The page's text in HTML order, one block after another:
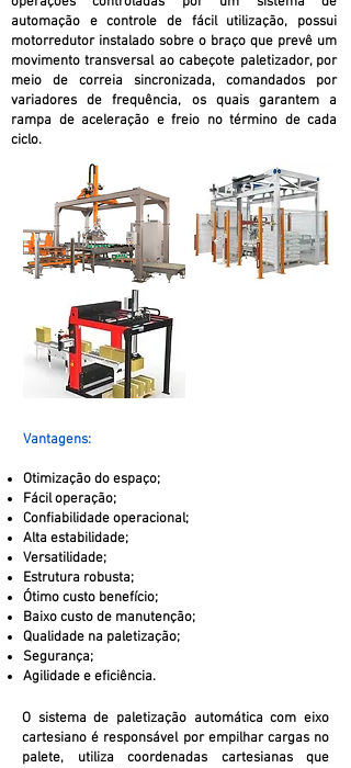
automação e controle de fácil utilização, possui
motorredutor instalado sobre o braço que prevê um
movimento transversal ao cabeçote paletizador, por
meio de correia sincronizada, comandados por
variadores de frequência, os quais garantem a
rampa de aceleração e freio no término de cada
ciclo.
Vantagens:
Otimização do espaço;
Fácil operação;
Confiabilidade operacional;
Alta estabilidade;
Versatilidade;
Estrutura robusta;
Ótimo custo benefício;
Baixo custo de manutenção;
Qualidade na paletização;
Segurança;
Agilidade e eficiência.
O sistema de paletização automática com eixo
cartesiano é responsável por empilhar cargas no
palete, utiliza coordenadas cartesianas que